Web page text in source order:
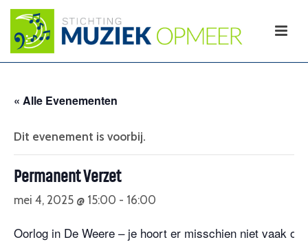
« Alle Evenementen
Dit evenement is voorbij.
Permanent Verzet
mei 4, 2025 @ 15:00 - 16:00
Oorlog in De Weere – je hoort er misschien niet vaak